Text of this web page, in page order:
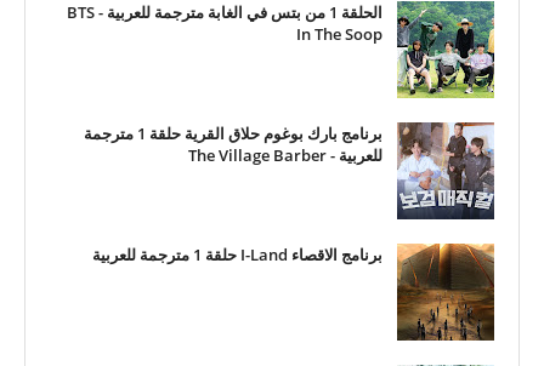
الحلقة 1 من بتس في الغابة مترجمة للعربية - BTS
In The Soop
برنامج بارك بوغوم حلاق القرية حلقة 1 مترجمة
للعربية - The Village Barber
برنامج الاقصاء I-Land حلقة 1 مترجمة للعربية